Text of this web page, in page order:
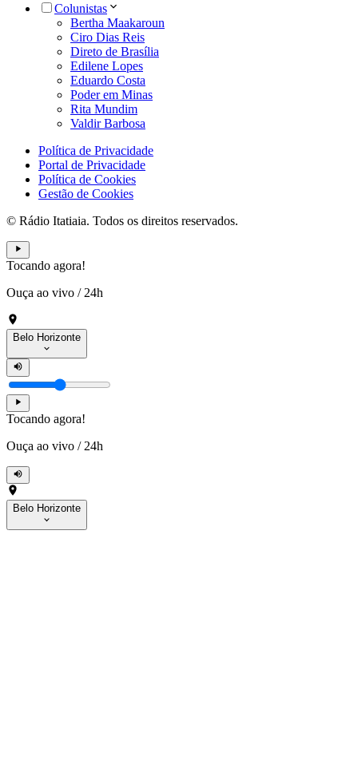
Colunistas
Bertha Maakaroun
Ciro Dias Reis
Direto de Brasília
Edilene Lopes
Eduardo Costa
Poder em Minas
Rita Mundim
Valdir Barbosa
Política de Privacidade
Portal de Privacidade
Política de Cookies
Gestão de Cookies
© Rádio Itatiaia. Todos os direitos reservados.
Tocando agora!
Ouça ao vivo / 24h
Belo Horizonte
Tocando agora!
Ouça ao vivo / 24h
Belo Horizonte